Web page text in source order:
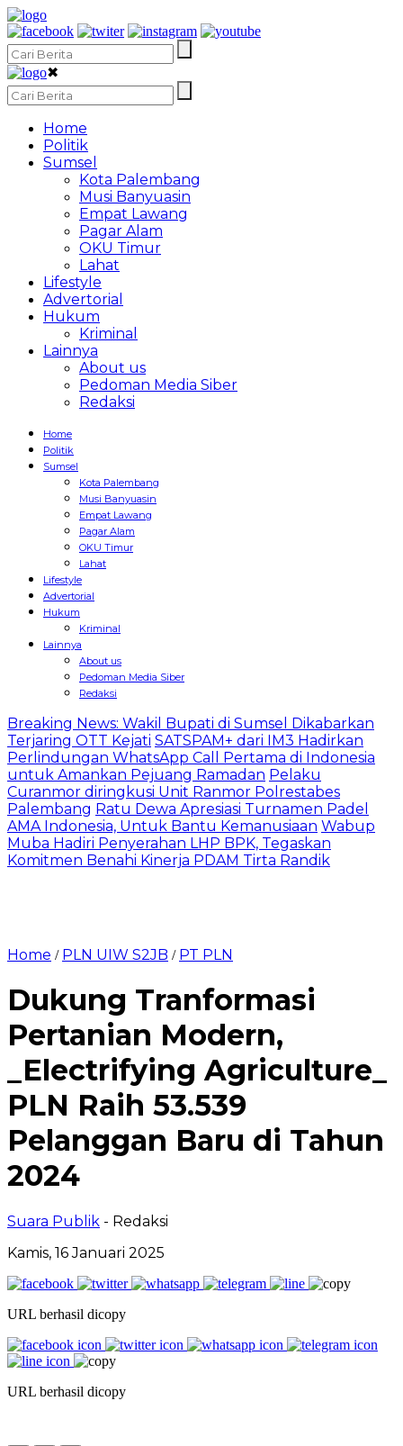
✖
Home
Politik
Sumsel
Kota Palembang
Musi Banyuasin
Empat Lawang
Pagar Alam
OKU Timur
Lahat
Lifestyle
Advertorial
Hukum
Kriminal
Lainnya
About us
Pedoman Media Siber
Redaksi
Home
Politik
Sumsel
Kota Palembang
Musi Banyuasin
Empat Lawang
Pagar Alam
OKU Timur
Lahat
Lifestyle
Advertorial
Hukum
Kriminal
Lainnya
About us
Pedoman Media Siber
Redaksi
Breaking News: Wakil Bupati di Sumsel Dikabarkan
Terjaring OTT Kejati SATSPAM+ dari IM3 Hadirkan
Perlindungan WhatsApp Call Pertama di Indonesia
untuk Amankan Pejuang Ramadan Pelaku
Curanmor diringkusi Unit Ranmor Polrestabes
Palembang Ratu Dewa Apresiasi Turnamen Padel
AMA Indonesia, Untuk Bantu Kemanusiaan Wabup
Muba Hadiri Penyerahan LHP BPK, Tegaskan
Komitmen Benahi Kinerja PDAM Tirta Randik
Home / PLN UIW S2JB / PT PLN
Dukung Tranformasi
Pertanian Modern,
_Electrifying Agriculture_
PLN Raih 53.539
Pelanggan Baru di Tahun
2024
Suara Publik - Redaksi
Kamis, 16 Januari 2025
URL berhasil dicopy
URL berhasil dicopy